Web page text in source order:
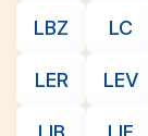
LBZ LC
LER LEV